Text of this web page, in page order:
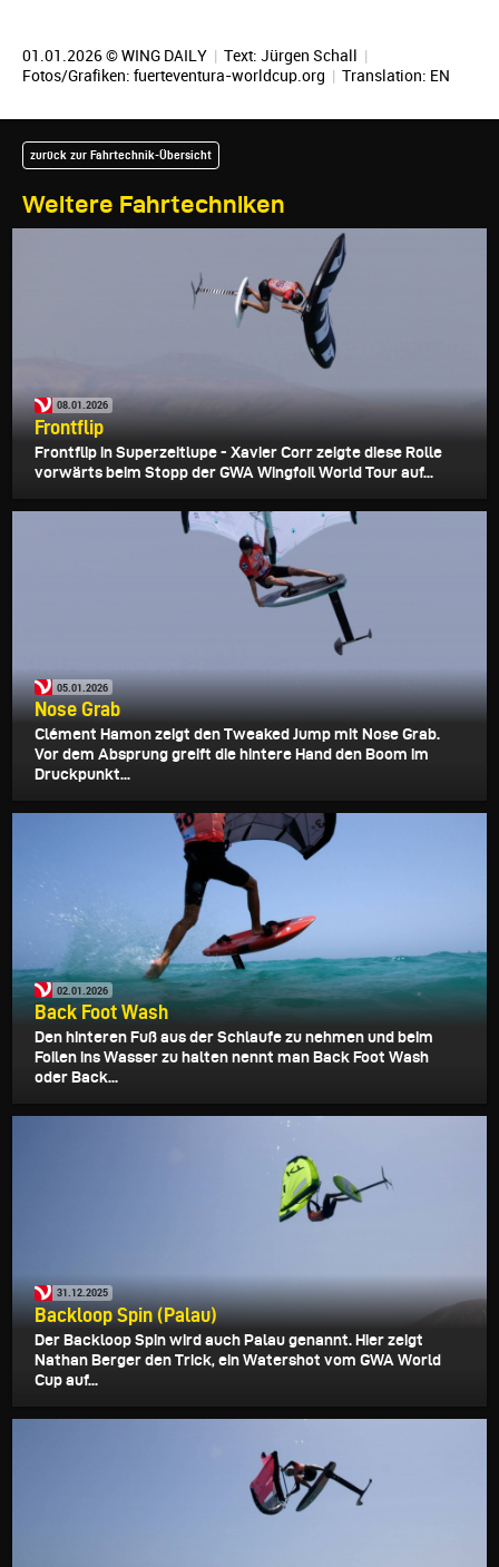
01.01.2026 © WING DAILY | Text: Jürgen Schall |
Fotos/Grafiken: fuerteventura-worldcup.org | Translation: EN
Weitere Fahrtechniken
zurück zur Fahrtechnik-Übersicht
08.01.2026
Frontflip
Frontflip in Superzeitlupe - Xavier Corr zeigte diese Rolle
vorwärts beim Stopp der GWA Wingfoil World Tour auf...
05.01.2026
Nose Grab
Clément Hamon zeigt den Tweaked Jump mit Nose Grab.
Vor dem Absprung greift die hintere Hand den Boom im
Druckpunkt...
02.01.2026
Back Foot Wash
Den hinteren Fuß aus der Schlaufe zu nehmen und beim
Foilen ins Wasser zu halten nennt man Back Foot Wash
oder Back...
31.12.2025
Backloop Spin (Palau)
Der Backloop Spin wird auch Palau genannt. Hier zeigt
Nathan Berger den Trick, ein Watershot vom GWA World
Cup auf...